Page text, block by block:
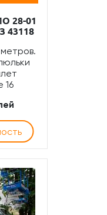
28-01
43118
16